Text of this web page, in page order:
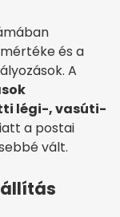
és a
A
légi-, vasúti-
a postai
vált.